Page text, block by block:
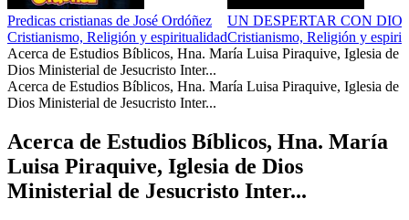
Predicas cristianas de José Ordóñez
Cristianismo, Religión y espiritualidad
UN DESPERTAR CON
Cristianismo, Religión y
Acerca de Estudios Bíblicos, Hna. María Luisa Piraquive, Iglesia de
Dios Ministerial de Jesucristo Inter...
Acerca de Estudios Bíblicos, Hna. María Luisa Piraquive, Iglesia de
Dios Ministerial de Jesucristo Inter...
Acerca de Estudios Bíblicos, Hna. María
Luisa Piraquive, Iglesia de Dios
Ministerial de Jesucristo Inter...